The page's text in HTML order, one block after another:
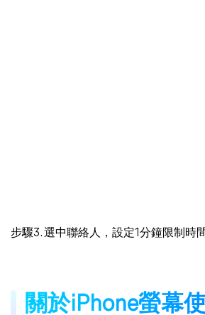
步驟3. 選中聯絡人，設定1分鐘限制時
關於iPhone螢幕